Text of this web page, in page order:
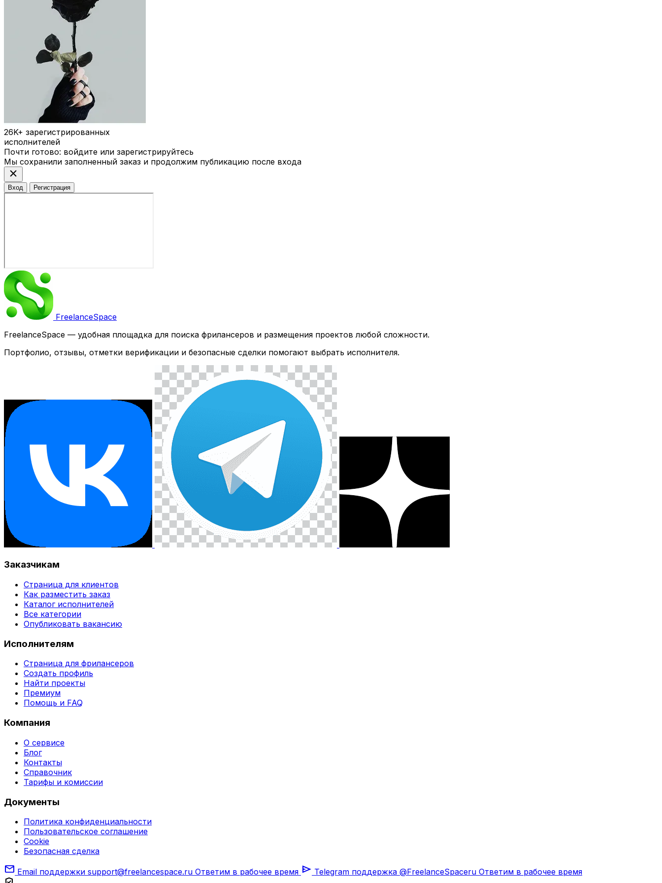
26K+ зарегистрированных
исполнителей
Почти готово: войдите или зарегистрируйтесь
Мы сохранили заполненный заказ и продолжим публикацию после входа
close
Вход Регистрация
FreelanceSpace
FreelanceSpace — удобная площадка для поиска фрилансеров и размещения проектов любой сложности.
Портфолио, отзывы, отметки верификации и безопасные сделки помогают выбрать исполнителя.
Заказчикам
Страница для клиентов
Как разместить заказ
Каталог исполнителей
Все категории
Опубликовать вакансию
Исполнителям
Страница для фрилансеров
Создать профиль
Найти проекты
Премиум
Помощь и FAQ
Компания
О сервисе
Блог
Контакты
Справочник
Тарифы и комиссии
Документы
Политика конфиденциальности
Пользовательское соглашение
Cookie
Безопасная сделка
mail Email поддержки support@freelancespace.ru Ответим в рабочее время send Telegram поддержка @FreelanceSpaceru Ответим в рабочее время